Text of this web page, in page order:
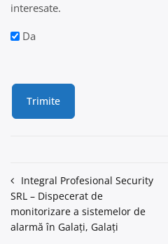
interesate.
Da
Navigare
în
articole
Integral Profesional Security
SRL – Dispecerat de
monitorizare a sistemelor de
alarmă în Galați, Galați